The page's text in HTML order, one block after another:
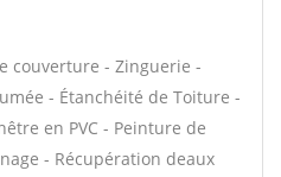
couverture - Zinguerie -
- Étanchéité de Toiture -
en PVC - Peinture de
- Récupération deaux